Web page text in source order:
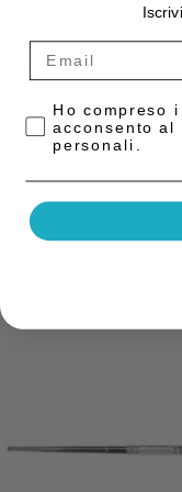
COD:1807-12MF
Categoria: Strumentario
Descrizione
Privacy Policy
Ho compreso
acconsento al
personali.